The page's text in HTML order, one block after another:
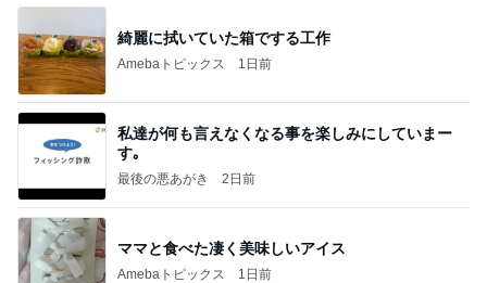
綺麗に拭いていた箱でする工作
Amebaトピックス 1日前
私達が何も言えなくなる事を楽しみにしていまー
す｡
最後の悪あがき 2日前
ママと食べた凄く美味しいアイス
Amebaトピックス 1日前